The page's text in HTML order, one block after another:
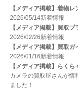
ARAX（アラクス）
Arca-Swiss（アルカス
Argus （アーガス）
ARNUVO（アルヌボ）
ARTISAN&ARTIST (
【メディア掲載】着物
2026/05/14新着情報
【メディア掲載】買取
2026/02/26新着情報
【メディア掲載】買取
2026/01/16新着情報
【メディア掲載】らく
カメラの買取屋さんが情
ました！